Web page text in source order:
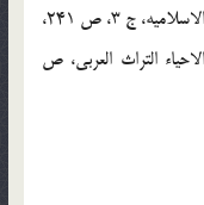
[22]ـ ر.ك: كليني، فروع كافي، تهران، دارالكتب الاسلاميه، ج 3، ص 241،
دارالاحياء التراث العربي، ص